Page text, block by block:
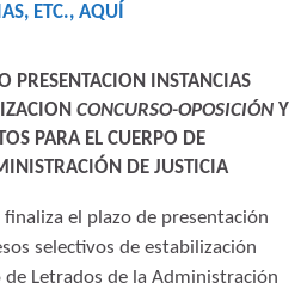
ETC., AQUÍ
PRESENTACION INSTANCIAS
CONCURSO-OPOSICIÓNY
PARA EL CUERPO DE
DE JUSTICIA
el plazo de presentación
selectivos de estabilización
de Letrados de la Administración